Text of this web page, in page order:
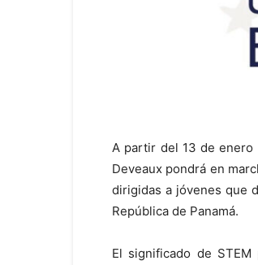
A partir del 13 de
Deveaux pondrá en
dirigidas a jóvenes que
República de Panamá.
El significado de